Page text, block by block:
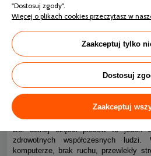
Ból kręgosłupa piersiowego i
spać bez bólu?
Ból dolnej części pleców to jeden z
zdrowotnych współczesnych ludzi.
komputerze, brak ruchu, przewlekły
"Dostosuj zgody".
Więcej o plikach cookies przeczytasz w
Zaakceptuj tylko
Dostosuj
Zaakceptuj